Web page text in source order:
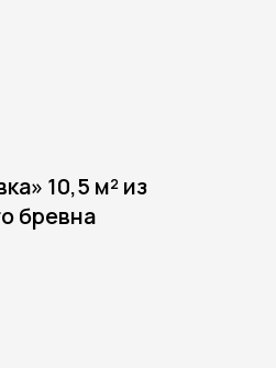
10,5 м² из
бревна